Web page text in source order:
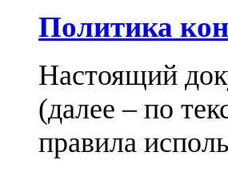
Политика
Настоящий
(далее – по
правила